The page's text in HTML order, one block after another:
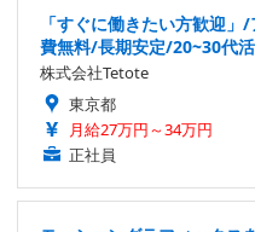
「すぐに働きたい方歓迎
費無料/長期安定/20~30代
株式会社Tetote
東京都
月給27万円～34万円
正社員